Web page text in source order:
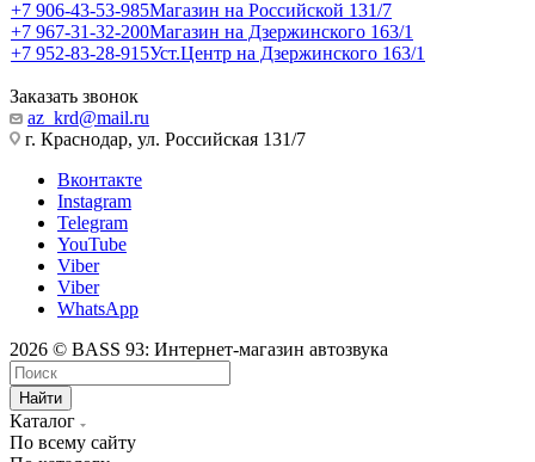
+7 906-43-53-985Магазин на Российской 131/7
+7 967-31-32-200Магазин на Дзержинского 163/1
+7 952-83-28-915Уст.Центр на Дзержинского 163/1
Заказать звонок
az_krd@mail.ru
г. Краснодар, ул. Российская 131/7
Вконтакте
Instagram
Telegram
YouTube
Viber
Viber
WhatsApp
2026 © BASS 93: Интернет-магазин автозвука
Найти
Каталог
По всему сайту